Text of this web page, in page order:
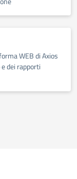
WEB di Axios
dei rapporti